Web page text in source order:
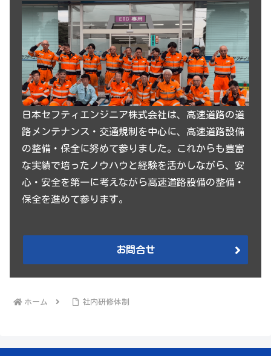
日本セフティエンジニア株式会社は、高速道路の道
路メンテナンス・交通規制を中心に、高速道路設備
の整備・保全に努めて参りました。これからも豊富
な実績で培ったノウハウと経験を活かしながら、安
心・安全を第一に考えながら高速道路設備の整備・
保全を進めて参ります。
お問合せ
ホーム 社内研修体制